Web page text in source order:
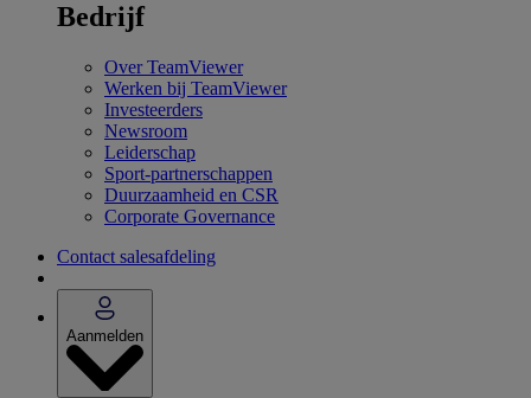
Bedrijf
Over TeamViewer
Werken bij TeamViewer
Investeerders
Newsroom
Leiderschap
Sport-partnerschappen
Duurzaamheid en CSR
Corporate Governance
Contact salesafdeling
Aanmelden